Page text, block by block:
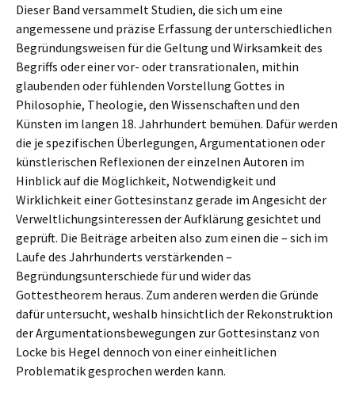
Dieser Band versammelt Studien, die sich um eine
angemessene und präzise Erfassung der unterschiedlichen
Begründungsweisen für die Geltung und Wirksamkeit des
Begriffs oder einer vor- oder transrationalen, mithin
glaubenden oder fühlenden Vorstellung Gottes in
Philosophie, Theologie, den Wissenschaften und den
Künsten im langen 18. Jahrhundert bemühen. Dafür werden
die je spezifischen Überlegungen, Argumentationen oder
künstlerischen Reflexionen der einzelnen Autoren im
Hinblick auf die Möglichkeit, Notwendigkeit und
Wirklichkeit einer Gottesinstanz gerade im Angesicht der
Verweltlichungsinteressen der Aufklärung gesichtet und
geprüft. Die Beiträge arbeiten also zum einen die – sich im
Laufe des Jahrhunderts verstärkenden –
Begründungsunterschiede für und wider das
Gottestheorem heraus. Zum anderen werden die Gründe
dafür untersucht, weshalb hinsichtlich der Rekonstruktion
der Argumentationsbewegungen zur Gottesinstanz von
Locke bis Hegel dennoch von einer einheitlichen
Problematik gesprochen werden kann.